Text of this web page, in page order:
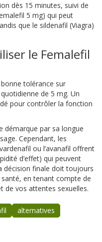
dès 15 minutes, suivi de
5 mg) qui peut
que le sildenafil (Viagra)
le Femalefil
tolérance sur
de 5 mg. Un
pour contrôler la fonction
démarque par sa longue
Cependant, les
ou l’avanafil offrent
d’effet) qui peuvent
décision finale doit toujours
en tenant compte de
de vos attentes sexuelles.
alternatives